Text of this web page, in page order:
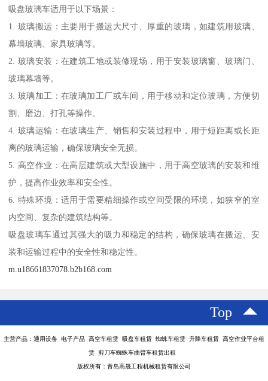
吸盘玻璃车适用于以下场景：
1. 玻璃搬运：主要用于搬运大尺寸、厚重的玻璃，如建筑用玻璃、
幕墙玻璃、家具玻璃等。
2. 玻璃安装：在建筑工地或装修现场，用于安装玻璃窗、玻璃门、
玻璃幕墙等。
3. 玻璃加工：在玻璃加工厂或车间，用于移动和定位玻璃，方便切
割、磨边、打孔等操作。
4. 玻璃运输：在玻璃生产、销售和安装过程中，用于短距离或长距
离的玻璃运输，确保玻璃安全无损。
5. 高空作业：在高层建筑或大型设施中，用于高空玻璃的安装和维
护，提高作业效率和安全性。
6. 特殊环境：适用于需要精细操作或空间受限的环境，如狭窄的室
内空间、复杂的建筑结构等。
吸盘玻璃车通过其强大的吸力和稳定的结构，确保玻璃在搬运、安
装和运输过程中的安全性和稳定性。
m.u18661837078.b2b168.com
Top
主营产品：通用设备 电子产品 高空车租赁 吸盘车租赁 蜘蛛车租赁 升降车租赁 高空作业平台租
赁 剪刀车蜘蛛车曲臂车租赁出租
版权所有：青岛高晟工程机械租赁有限公司